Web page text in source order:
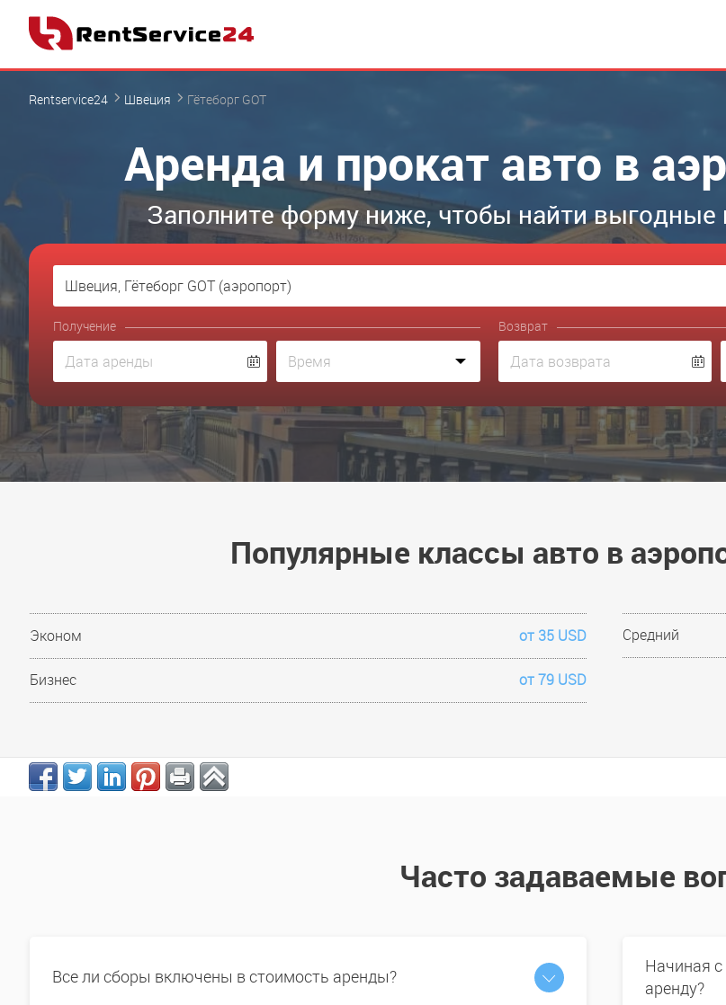
Rentservice24 Швеция Гётеборг GOT
Аренда и прокат авто в
Заполните форму ниже, чтобы найти выгодные
Получение Возврат
Популярные классы авто в
Эконом от 35 USD Средний
Бизнес от 79 USD
Часто задаваемые
Все ли сборы включены в стоимость аренды?
Начиная
аренду?